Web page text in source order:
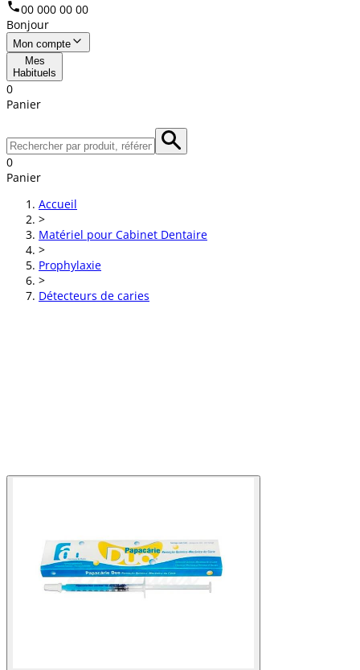
00 000 00 00
Bonjour
Mon compte
Mes
Habituels
0
Panier
0
Panier
Accueil
>
Matériel pour Cabinet Dentaire
>
Prophylaxie
>
Détecteurs de caries